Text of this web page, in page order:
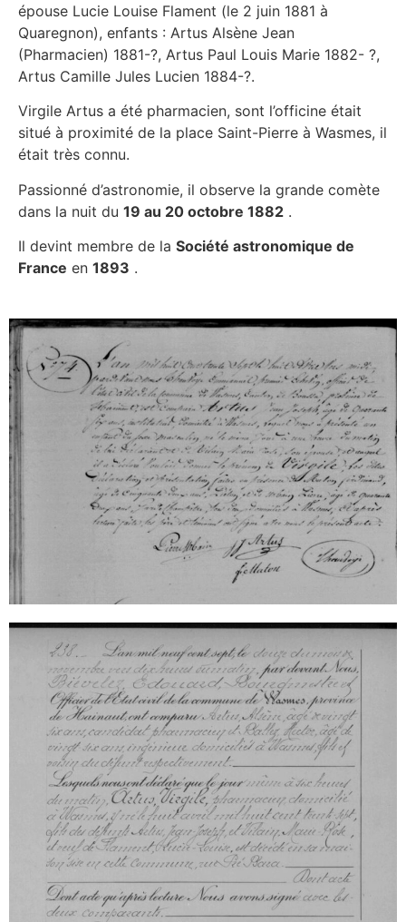
épouse Lucie Louise Flament (le 2 juin 1881 à
Quaregnon), enfants : Artus Alsène Jean
(Pharmacien) 1881-?, Artus Paul Louis Marie 1882- ?,
Artus Camille Jules Lucien 1884-?.
Virgile Artus a été pharmacien, sont l’officine était
situé à proximité de la place Saint-Pierre à Wasmes, il
était très connu.
Passionné d’astronomie, il observe la grande comète
dans la nuit du 19 au 20 octobre 1882 .
Il devint membre de la Société astronomique de
France en 1893 .